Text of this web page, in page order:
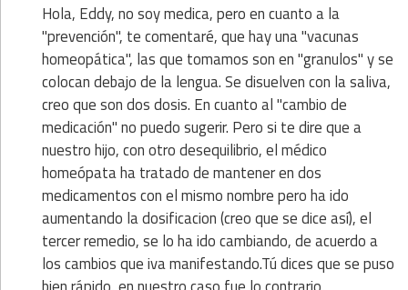
Hola, Eddy, no soy medica, pero en cuanto a la
"prevención", te comentaré, que hay una "vacunas
homeopática", las que tomamos son en "granulos" y se
colocan debajo de la lengua. Se disuelven con la saliva,
creo que son dos dosis. En cuanto al "cambio de
medicación" no puedo sugerir. Pero si te dire que a
nuestro hijo, con otro desequilibrio, el médico
homeópata ha tratado de mantener en dos
medicamentos con el mismo nombre pero ha ido
aumentando la dosificacion (creo que se dice así), el
tercer remedio, se lo ha ido cambiando, de acuerdo a
los cambios que iva manifestando.Tú dices que se puso